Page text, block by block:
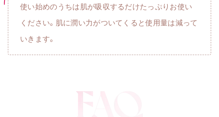
使い始めのうちは肌が吸収するだけたっぷりお使い
ください。肌に潤い力がついてくると使用量は減って
いきます。